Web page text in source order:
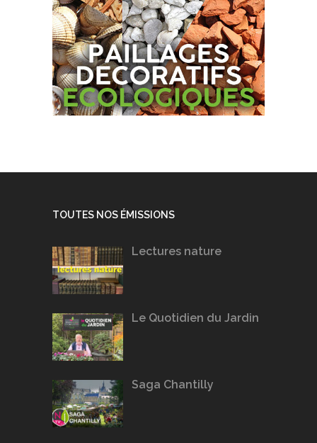
TOUTES NOS ÉMISSIONS
Lectures nature
Le Quotidien du Jardin
Saga Chantilly